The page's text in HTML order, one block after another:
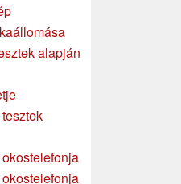
alapján